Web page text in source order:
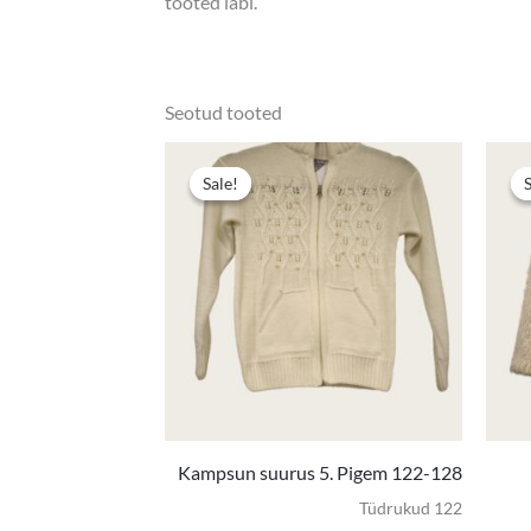
Seotud tooted
Sale!
Sale!
Kampsun suurus 5. Pigem 122-128
Tüdrukud 122
hind
oli:
11,50 €.